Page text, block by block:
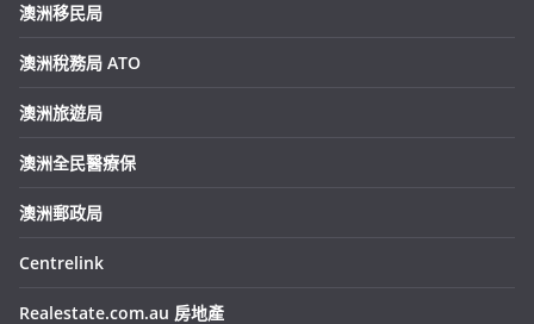
澳洲移民局
澳洲稅務局 ATO
澳洲旅遊局
澳洲全民醫療保
澳洲郵政局
Centrelink
Realestate.com.au 房地產